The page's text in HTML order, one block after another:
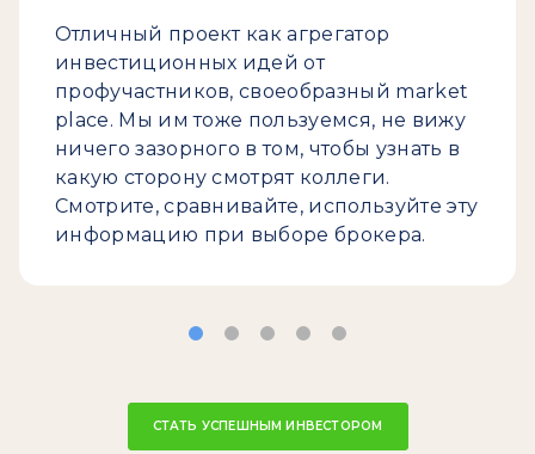
Отличный проект как агрегатор
инвестиционных идей от
профучастников, своеобразный market
place. Мы им тоже пользуемся, не вижу
ничего зазорного в том, чтобы узнать в
какую сторону смотрят коллеги.
Смотрите, сравнивайте, используйте эту
информацию при выборе брокера.
СТАТЬ УСПЕШНЫМ ИНВЕСТОРОМ